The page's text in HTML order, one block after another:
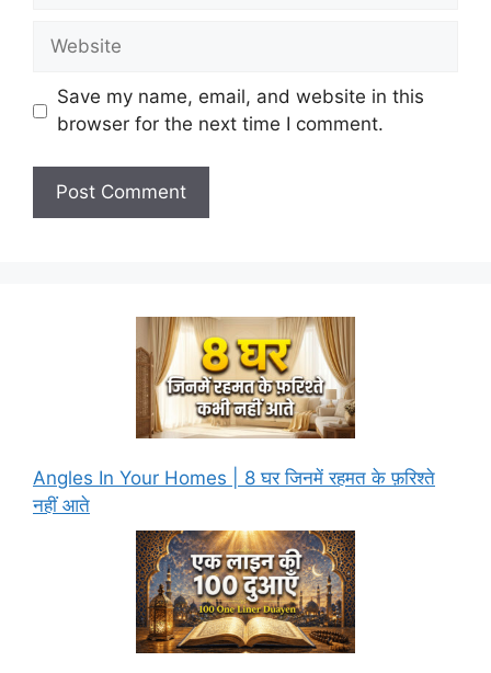
Website
Save my name, email, and website in this
browser for the next time I comment.
Angles In Your Homes | 8 घर जिनमें रहमत के फ़रिश्ते
नहीं आते